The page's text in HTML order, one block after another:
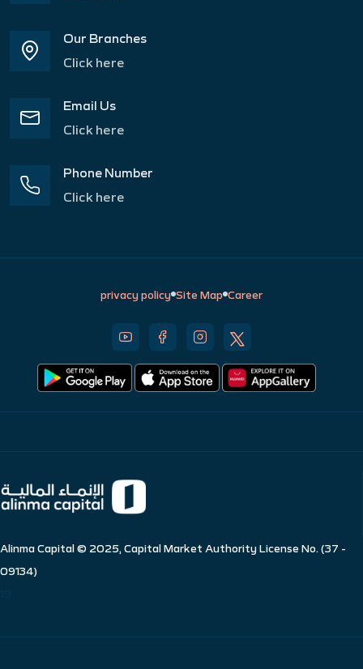
Our Branches
Click here
Email Us
Click here
Phone Number
Click here
privacy policy Site Map Career
Alinma Capital © 2025, Capital Market Authority License No. (37 -
09134)